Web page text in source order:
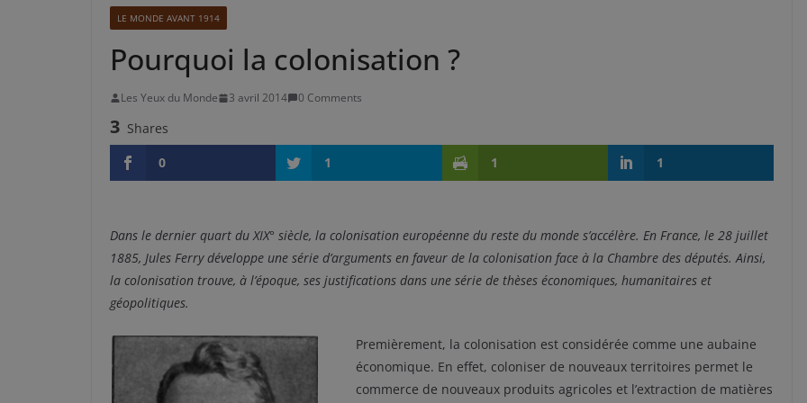
LE MONDE AVANT 1914
Pourquoi la colonisation ?
Les Yeux du Monde 3 avril 2014 0 Comments
3 Shares
0
1 1 1
Dans le dernier quart du XIX° siècle, la colonisation européenne du reste du monde s’accélère. En France, le 28 juillet
1885, Jules Ferry développe une série d’arguments en faveur de la colonisation face à la Chambre des députés. Ainsi,
la colonisation trouve, à l’époque, ses justifications dans une série de thèses économiques, humanitaires et
géopolitiques.
Premièrement, la colonisation est considérée comme une aubaine
économique. En effet, coloniser de nouveaux territoires permet le
commerce de nouveaux produits agricoles et l’extraction de matières